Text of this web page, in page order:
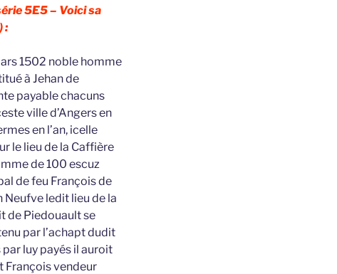
5E5 – Voici sa
:
1502 noble homme
à Jehan de
payable chacuns
ville d’Angers en
en l’an, icelle
le lieu de la Caffière
de 100 escuz
de feu François de
Neufve ledit lieu de la
de Piedouault se
par l’achapt dudit
luy payés il auroit
François vendeur